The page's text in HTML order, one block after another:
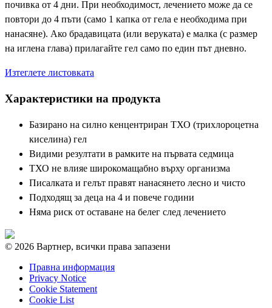
почивка от 4 дни. При необходимост, лечението може да се
повтори до 4 пъти (само 1 капка от гела е необходима при
нанасяне). Ако брадавицата (или веруката) е малка (с размер
на иглена глава) прилагайте гел само по един път дневно.
Изтеглете листовката
Характеристики на продукта
Базирано на силно кенцентриран ТХО (трихлороцетна
киселина) гел
Видими резултати в рамките на първата седмица
ТХО не влияе широкомащабно върху организма
Писалката и гелът правят нанасянето лесно и чисто
Подходящ за деца на 4 и повече години
Няма риск от оставане на белег след лечението
© 2026 Вартнер, всички права запазени
Правна информация
Privacy Notice
Cookie Statement
Cookie List